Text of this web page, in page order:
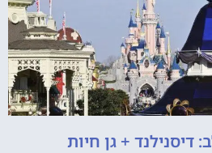
דיסנילנד + גן חיות